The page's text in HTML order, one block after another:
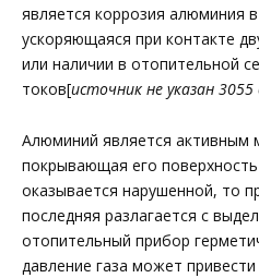
является коррозия алюминия
ускоряющаяся при контакте
или наличии в отопительной
токов[источник не указан 3055
Алюминий является активным
покрывающая его
оказывается нарушенной, то
последняя разлагается с
отопительный прибор
давление газа может